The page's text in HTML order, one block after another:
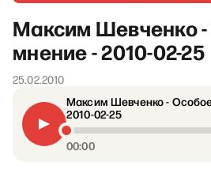
Максим Шевченко
мнение - 2010-02-25
25.02.2010
Максим Шевченко -
2010-02-25
00:00